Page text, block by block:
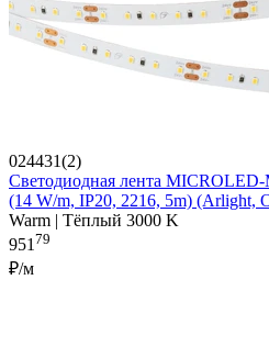
024431(2)
Светодиодная лента
(14 W/m, IP20, 2216, 5m) (Arlight,
Warm | Тёплый 3000 K
95179
₽/м